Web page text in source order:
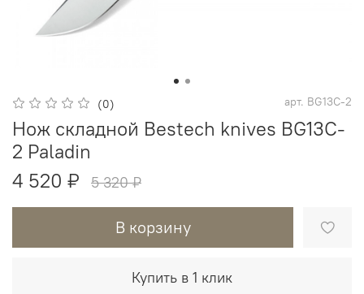
(0) арт. BG13C-2
Нож складной Bestech knives BG13C-
2 Paladin
4 520 ₽
5 320 ₽
В корзину
Купить в 1 клик